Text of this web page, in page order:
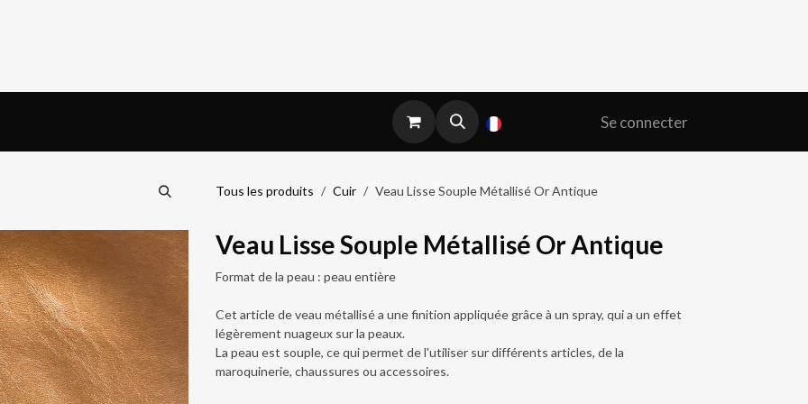
Se connecter
Tous les produits Cuir Veau Lisse Souple Métallisé Or Antique
Veau Lisse Souple Métallisé Or Antique
Format de la peau : peau entière
Cet article de veau métallisé a une finition appliquée grâce à un spray, qui a un effet
légèrement nuageux sur la peaux.
La peau est souple, ce qui permet de l'utiliser sur différents articles, de la
maroquinerie, chaussures ou accessoires.